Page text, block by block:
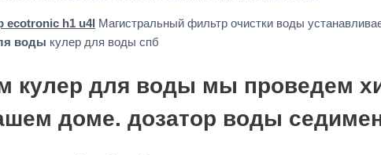
ecotronic h1 u4l Магистральный фильтр очистки воды
воды кулер для воды спб
кулер для воды мы проведем
доме. дозатор воды